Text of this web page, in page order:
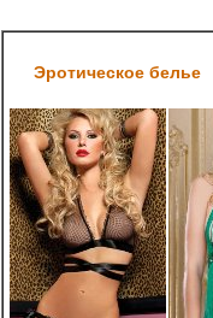
Эротическое белье